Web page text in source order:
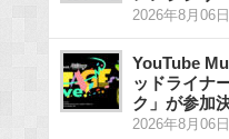
2026年8月06
YouTube
ッドライナ
ク」が参加
2026年8月06